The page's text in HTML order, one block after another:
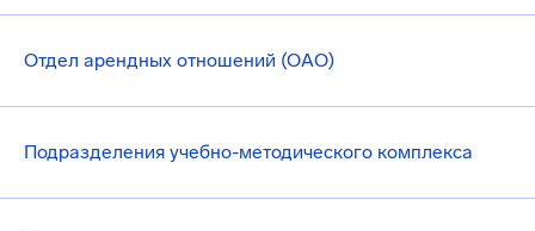
Отдел арендных отношений (ОАО)
Подразделения учебно-методического комплекса